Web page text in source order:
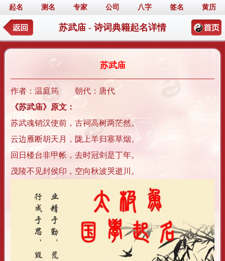
起名 测名 专家 公司 八字 签名 黄历
苏武庙 - 诗词典籍起名详情
苏武庙
作者：温庭筠 朝代：唐代
《苏武庙》原文：
苏武魂销汉使前，古祠高树两茫然。
云边雁断胡天月，陇上羊归塞草烟。
回日楼台非甲帐，去时冠剑是丁年。
茂陵不见封侯印，空向秋波哭逝川。